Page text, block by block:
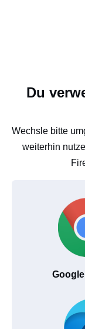
Du
Wechsle bitte
weiterhin